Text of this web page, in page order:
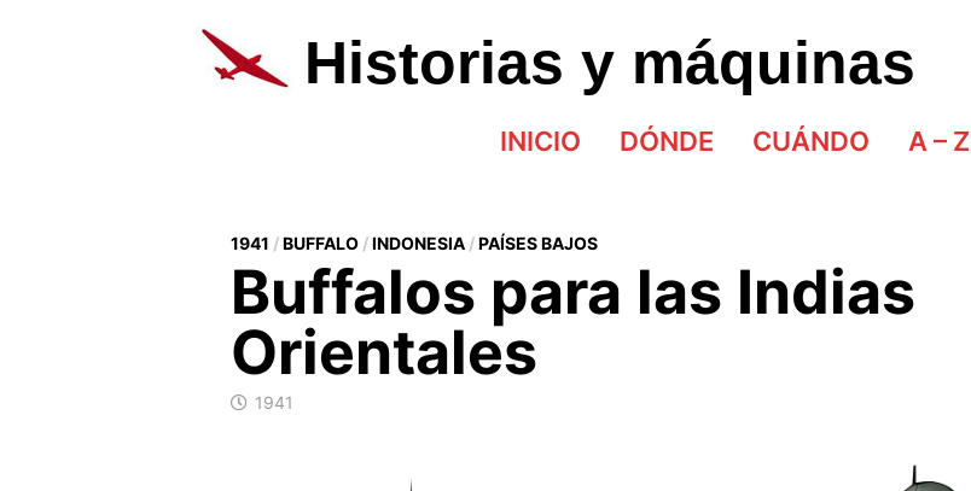
al
contenidoHistorias y máquinas
INICIO DÓNDE CUÁNDO A – Z
1941 /BUFFALO/INDONESIA/PAÍSES BAJOS
Buffalos para las Indias
Orientales
1941